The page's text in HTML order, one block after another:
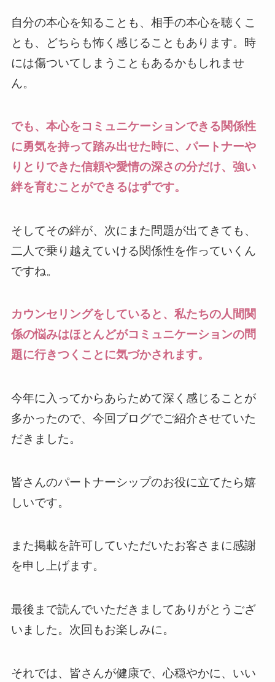
自分の本心を知ることも、相手の本心を聴くこ
とも、どちらも怖く感じることもあります。時
には傷ついてしまうこともあるかもしれませ
ん。
でも、本心をコミュニケーションできる関係性
に勇気を持って踏み出せた時に、パートナーや
りとりできた信頼や愛情の深さの分だけ、強い
絆を育むことができるはずです。
そしてその絆が、次にまた問題が出てきても、
二人で乗り越えていける関係性を作っていくん
ですね。
カウンセリングをしていると、私たちの人間関
係の悩みはほとんどがコミュニケーションの問
題に行きつくことに気づかされます。
今年に入ってからあらためて深く感じることが
多かったので、今回ブログでご紹介させていた
だきました。
皆さんのパートナーシップのお役に立てたら嬉
しいです。
また掲載を許可していただいたお客さまに感謝
を申し上げます。
最後まで読んでいただきましてありがとうござ
いました。次回もお楽しみに。
それでは、皆さんが健康で、心穏やかに、いい